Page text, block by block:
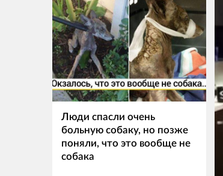
Люди спасли очень
больную собаку, но позже
поняли, что это вообще не
собака